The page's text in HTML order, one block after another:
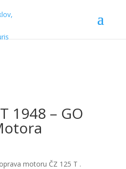
1948 – GO
motoru ČZ 125 T .